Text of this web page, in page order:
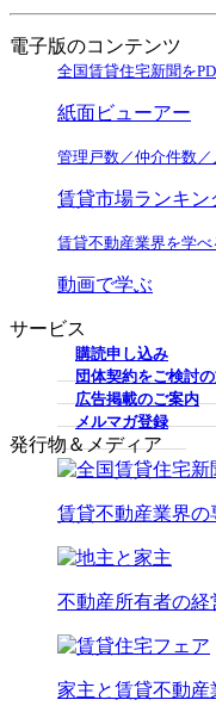
電子版のコンテンツ
全国賃貸住宅新聞を
紙面ビューアー
管理戸数／仲介件数
賃貸市場ランキン
賃貸不動産業界を学べ
動画で学ぶ
サービス
購読申し込み
団体契約をご検討
広告掲載のご案内
メルマガ登録
発行物＆メディア
賃貸不動産業界
不動産所有者の
家主と賃貸不動